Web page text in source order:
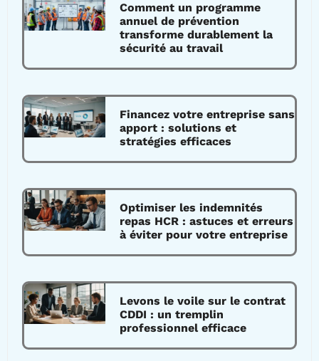
Comment un programme
annuel de prévention
transforme durablement la
sécurité au travail
Financez votre entreprise sans
apport : solutions et
stratégies efficaces
Optimiser les indemnités
repas HCR : astuces et erreurs
à éviter pour votre entreprise
Levons le voile sur le contrat
CDDI : un tremplin
professionnel efficace